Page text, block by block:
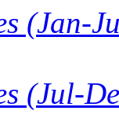
(Jan-
(Jul-